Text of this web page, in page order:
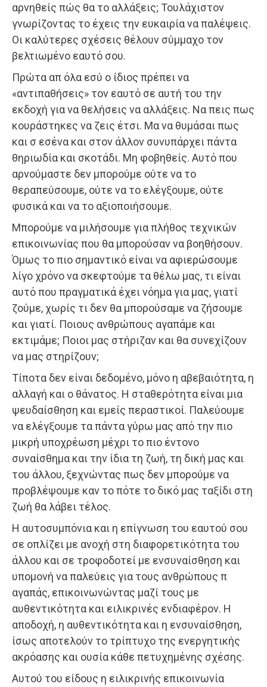
αρνηθείς πώς θα το αλλάξεις; Τουλάχιστον
γνωρίζοντας το έχεις την ευκαιρία να παλέψεις.
Οι καλύτερες σχέσεις θέλουν σύμμαχο τον
βελτιωμένο εαυτό σου.
Πρώτα απ όλα εσύ ο ίδιος πρέπει να
«αντιπαθήσεις» τον εαυτό σε αυτή του την
εκδοχή για να θελήσεις να αλλάξεις. Να πεις πως
κουράστηκες να ζεις έτσι. Μα να θυμάσαι πως
και σ εσένα και στον άλλον συνυπάρχει πάντα
θηριωδία και σκοτάδι. Μη φοβηθείς. Αυτό που
αρνούμαστε δεν μπορούμε ούτε να το
θεραπεύσουμε, ούτε να το ελέγξουμε, ούτε
φυσικά και να το αξιοποιήσουμε.
Μπορούμε να μιλήσουμε για πλήθος τεχνικών
επικοινωνίας που θα μπορούσαν να βοηθήσουν.
Όμως το πιο σημαντικό είναι να αφιερώσουμε
λίγο χρόνο να σκεφτούμε τα θέλω μας, τι είναι
αυτό που πραγματικά έχει νόημα για μας, γιατί
ζούμε, χωρίς τι δεν θα μπορούσαμε να ζήσουμε
και γιατί. Ποιους ανθρώπους αγαπάμε και
εκτιμάμε; Ποιοι μας στήριζαν και θα συνεχίζουν
να μας στηρίζουν;
Τίποτα δεν είναι δεδομένο, μόνο η αβεβαιότητα, η
αλλαγή και ο θάνατος. Η σταθερότητα είναι μια
ψευδαίσθηση και εμείς περαστικοί. Παλεύουμε
να ελέγξουμε τα πάντα γύρω μας από την πιο
μικρή υποχρέωση μέχρι το πιο έντονο
συναίσθημα και την ίδια τη ζωή, τη δική μας και
του άλλου, ξεχνώντας πως δεν μπορούμε να
προβλέψουμε καν το πότε το δικό μας ταξίδι στη
ζωή θα λάβει τέλος.
Η αυτοσυμπόνια και η επίγνωση του εαυτού σου
σε οπλίζει με ανοχή στη διαφορετικότητα του
άλλου και σε τροφοδοτεί με ενσυναίσθηση και
υπομονή να παλεύεις για τους ανθρώπους π
αγαπάς, επικοινωνώντας μαζί τους με
αυθεντικότητα και ειλικρινές ενδιαφέρον. Η
αποδοχή, η αυθεντικότητα και η ενσυναίσθηση,
ίσως αποτελούν το τρίπτυχο της ενεργητικής
ακρόασης και ουσία κάθε πετυχημένης σχέσης.
Αυτού του είδους η ειλικρινής επικοινωνία